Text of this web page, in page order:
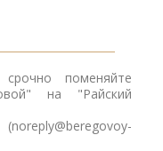
поменяйте
на "Райский
(noreply@beregovoy-